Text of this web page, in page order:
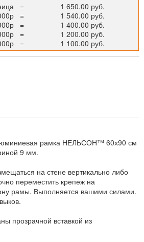
=
1 650.00 руб.
=
1 540.00 руб.
=
1 400.00 руб.
=
1 200.00 руб.
= 1 100.00 руб.
рамка НЕЛЬСОН™ 60х90 см
9 мм.
на стене вертикально либо
переместить крепеж на
рамы. Выполняется вашими силами.
прозрачной вставкой из